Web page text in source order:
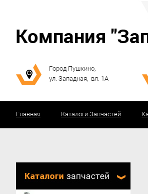
Город Пушкино,
ул. Западная, вл. 1А
Главная Каталоги Запчастей